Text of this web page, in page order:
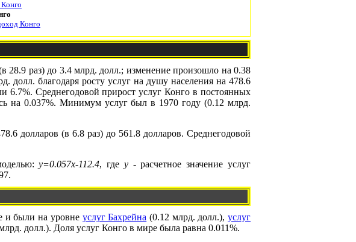
Конго
28.9 раз) до 3.4 млрд. долл.; изменение произошло на 0.38
долл. благодаря росту услуг на душу населения на 478.6
6.7%. Среднегодовой прирост услуг Конго в постоянных
на 0.037%. Минимум услуг был в 1970 году (0.12 млрд.
долларов (в 6.8 раз) до 561.8 долларов. Среднегодовой
y=0.057x-112.4, где y- расчетное значение услуг
и были на уровне услуг Бахрейна (0.12 млрд. долл.),услуг
долл.). Доля услуг Конго в мире была равна 0.011%.